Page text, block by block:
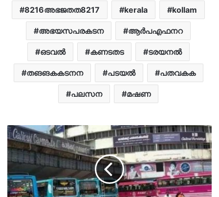
8216അഭജതത8217 kerala kollam
അഭയസപരകടന ആർപഎഫനറ
ഒടവൽ കണടതട ടരയനൽ
തങങകകടനന പടയൽ പതവകക
പലസന മഷണ